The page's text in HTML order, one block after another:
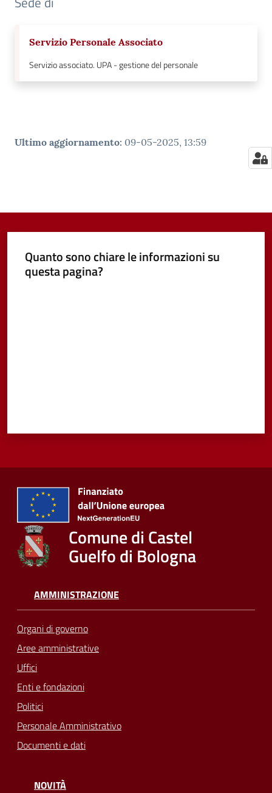
Servizio Personale Associato
Servizio associato. UPA - gestione del personale
Ultimo aggiornamento: 09-05-2025, 13:59
Quanto sono chiare le informazioni su
questa pagina?
Comune di Castel
Guelfo di Bologna
AMMINISTRAZIONE
Organi di governo
Aree amministrative
Uffici
Enti e fondazioni
Politici
Personale Amministrativo
Documenti e dati
NOVITÀ